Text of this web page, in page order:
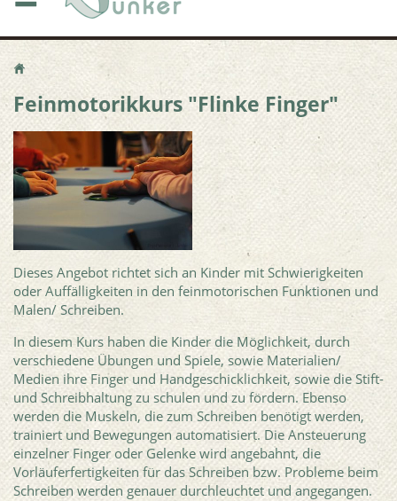
ŷ
Feinmotorikkurs "Flinke Finger"
Dieses Angebot richtet sich an Kinder mit Schwierigkeiten
oder Auffälligkeiten in den feinmotorischen Funktionen und
Malen/ Schreiben.
In diesem Kurs haben die Kinder die Möglichkeit, durch
verschiedene Übungen und Spiele, sowie Materialien/
Medien ihre Finger und Handgeschicklichkeit, sowie die Stift-
und Schreibhaltung zu schulen und zu fördern. Ebenso
werden die Muskeln, die zum Schreiben benötigt werden,
trainiert und Bewegungen automatisiert. Die Ansteuerung
einzelner Finger oder Gelenke wird angebahnt, die
Vorläuferfertigkeiten für das Schreiben bzw. Probleme beim
Schreiben werden genauer durchleuchtet und angegangen.